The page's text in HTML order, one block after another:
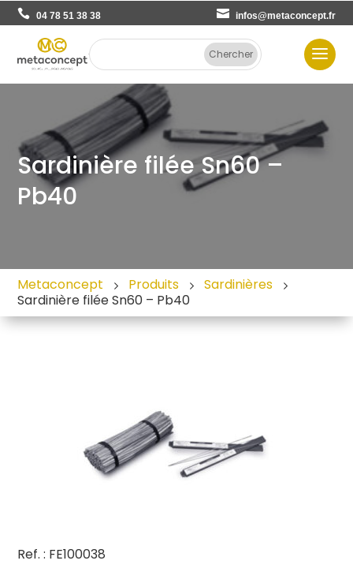
04 78 51 38 38 infos@metaconcept.fr
Sardinière filée Sn60 –
Pb40
Metaconcept Produits
Sardinières
Sardinière filée Sn60 – Pb40
Ref. : FE100038